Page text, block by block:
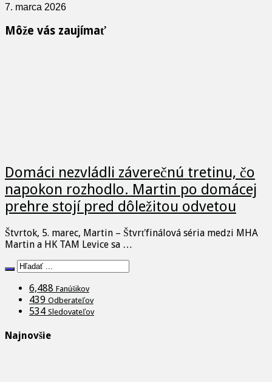
7. marca 2026
Môže vás zaujímať
Domáci nezvládli záverečnú tretinu, čo
napokon rozhodlo. Martin po domácej
prehre stojí pred dôležitou odvetou
Štvrtok, 5. marec, Martin – Štvrťfinálová séria medzi MHA
Martin a HK TAM Levice sa …
6,488 Fanúšikov
439 Odberateľov
534 Sledovateľov
Najnovšie